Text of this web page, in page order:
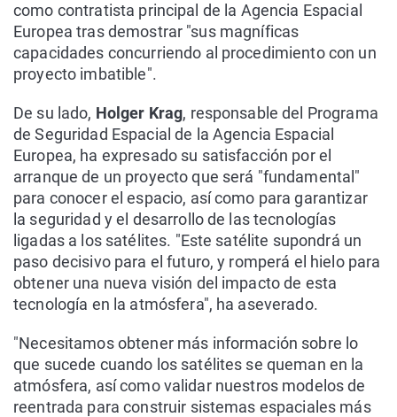
como contratista principal de la Agencia Espacial
Europea tras demostrar "sus magníficas
capacidades concurriendo al procedimiento con un
proyecto imbatible".
De su lado, Holger Krag, responsable del Programa
de Seguridad Espacial de la Agencia Espacial
Europea, ha expresado su satisfacción por el
arranque de un proyecto que será "fundamental"
para conocer el espacio, así como para garantizar
la seguridad y el desarrollo de las tecnologías
ligadas a los satélites. "Este satélite supondrá un
paso decisivo para el futuro, y romperá el hielo para
obtener una nueva visión del impacto de esta
tecnología en la atmósfera", ha aseverado.
"Necesitamos obtener más información sobre lo
que sucede cuando los satélites se queman en la
atmósfera, así como validar nuestros modelos de
reentrada para construir sistemas espaciales más